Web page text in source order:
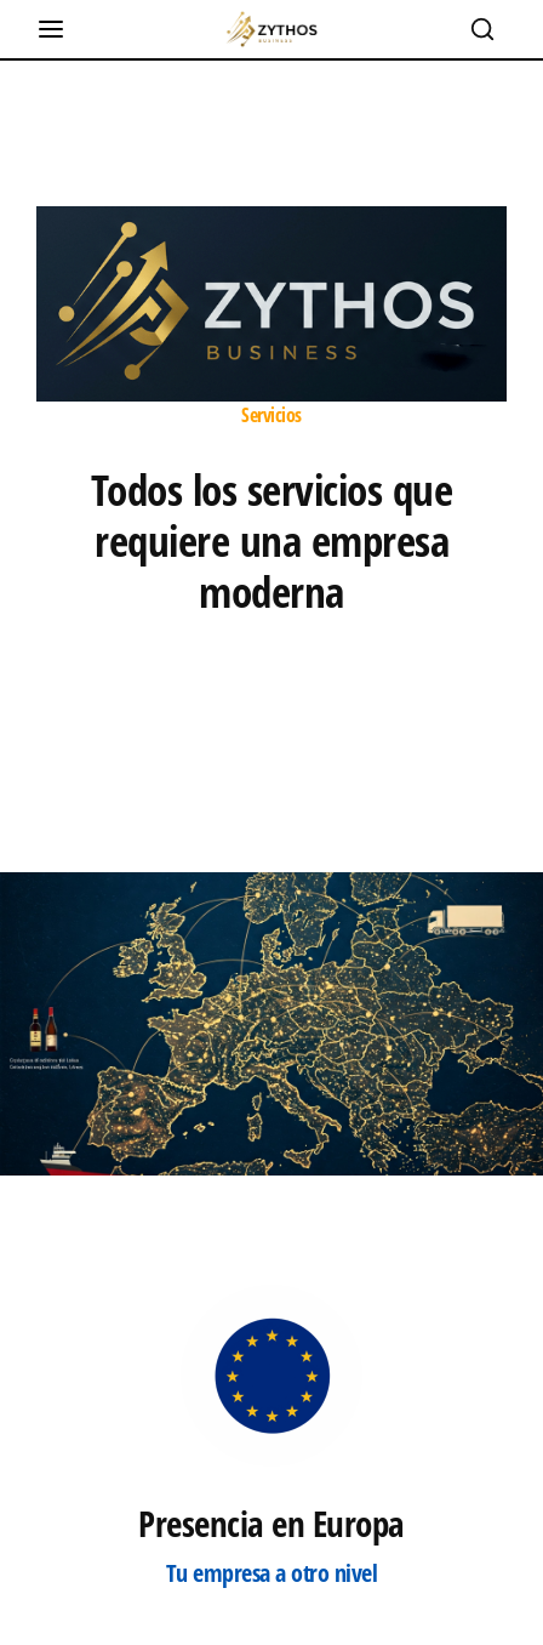
Servicios
Todos los servicios que
requiere una empresa
moderna
Presencia en Europa
Tu empresa a otro nivel